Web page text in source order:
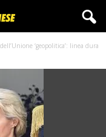
‘geopolitica’: linea dura